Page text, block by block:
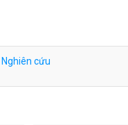
Nghiên cứu